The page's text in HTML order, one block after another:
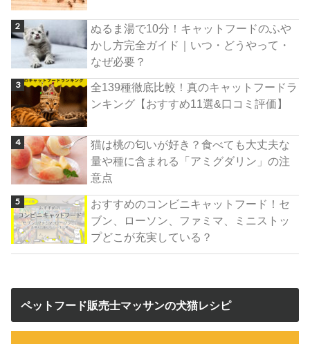
ぬるま湯で10分！キャットフードのふや
かし方完全ガイド｜いつ・どうやって・
なぜ必要？
全139種徹底比較！真のキャットフードラ
ンキング【おすすめ11選&口コミ評価】
猫は桃の匂いが好き？食べても大丈夫な
量や種に含まれる「アミグダリン」の注
意点
おすすめのコンビニキャットフード！セ
ブン、ローソン、ファミマ、ミニストッ
プどこが充実している？
ペットフード販売士マッサンの犬猫レシピ